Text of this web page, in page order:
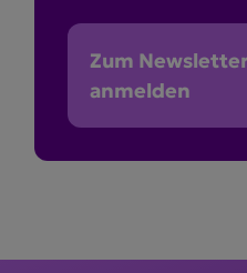
Zum
anmelden